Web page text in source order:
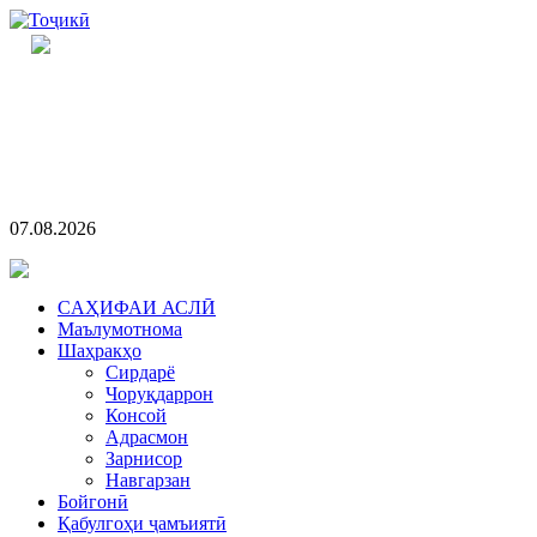
07.08.2026
CАҲИФАИ АСЛӢ
Маълумотнома
Шаҳракҳо
Сирдарё
Чоруқдаррон
Консой
Адрасмон
Зарнисор
Навгарзан
Бойгонӣ
Қабулгоҳи ҷамъиятӣ